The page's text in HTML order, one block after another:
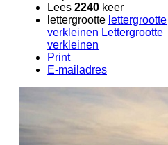
Lees 2240 keer
lettergrootte lettergrootte
verkleinen Lettergrootte
verkleinen
Print
E-mailadres